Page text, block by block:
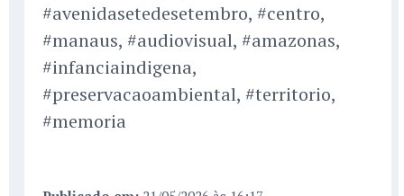
#avenidasetedesetembro, #centro,
#manaus, #audiovisual, #amazonas,
#infanciaindigena,
#preservacaoambiental, #territorio,
#memoria